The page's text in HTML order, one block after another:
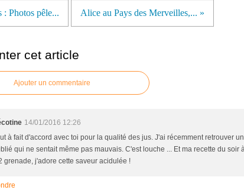
: Photos pêle... Alice au Pays des Merveilles,... »
cet article
Ajouter un commentaire
14/01/2016 12:26
à fait d'accord avec toi pour la qualité des jus. J'ai récemment retrouver
qui ne sentait même pas mauvais. C'est louche ... Et ma recette du soir
grenade, j'adore cette saveur acidulée !